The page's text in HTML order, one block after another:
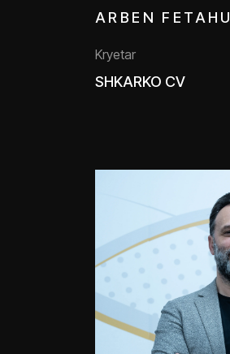
ARBEN FETAHU
Kryetar
SHKARKO CV